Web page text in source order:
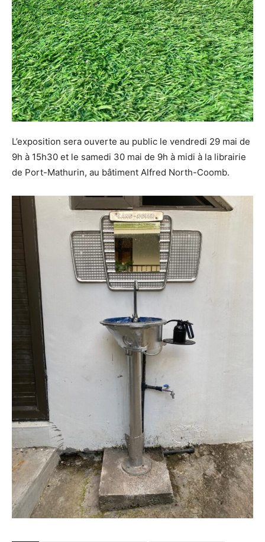
L’exposition sera ouverte au public le vendredi 29 mai de
9h à 15h30 et le samedi 30 mai de 9h à midi à la librairie
de Port-Mathurin, au bâtiment Alfred North-Coomb.